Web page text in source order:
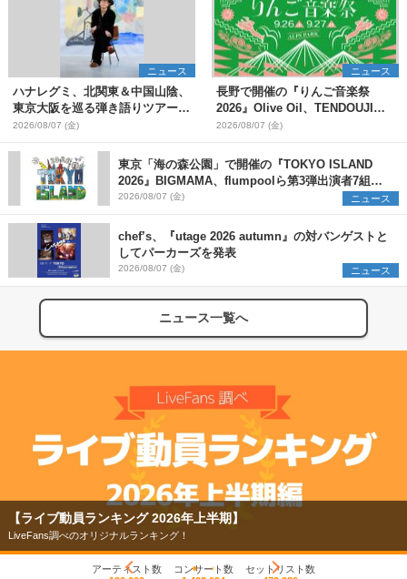
ニュース
ハナレグミ、北関東＆中国山陰、
東京大阪を巡る弾き語りツアー10
月より開催決定
2026/08/07 (金)
ニュース
長野で開催の『りんご音楽祭
2026』Olive Oil、TENDOUJIら
第11弾出演アーティスト（16組）
を発表
2026/08/07 (金)
東京「海の森公園」で開催の『TOKYO ISLAND
2026』BIGMAMA、flumpoolら第3弾出演者7組を
発表 ワークショップ・アート出展者を募集
2026/08/07 (金) ニュース
chef’s、『utage 2026 autumn』の対バンゲストと
してパーカーズを発表
2026/08/07 (金) ニュース
ニュース一覧へ
【ライブ動員ランキング 2026年上半期】
LiveFans調べのオリジナルランキング！
アーティスト数
コンサート数
セットリスト数